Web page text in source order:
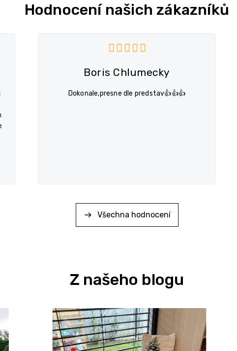
Hodnocení našich zákazníků
Boris Chlumecky
Dokonale,presne dle predstav👍👍👍
Všechna hodnocení
Z našeho blogu